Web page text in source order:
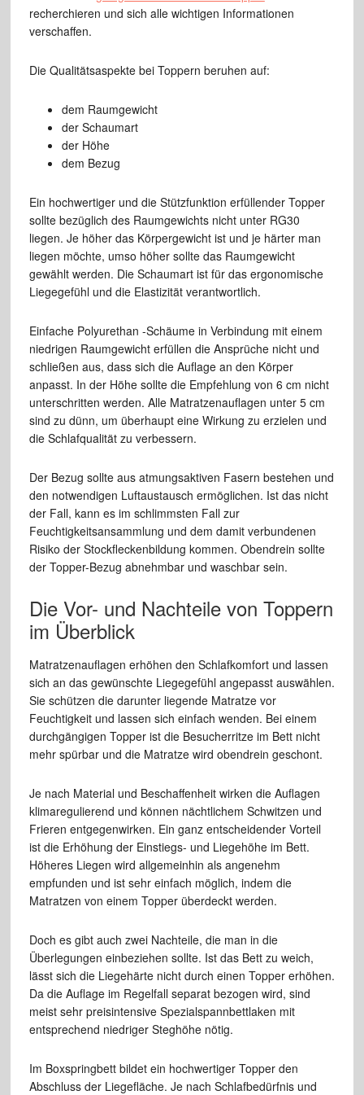
recherchieren und sich alle wichtigen Informationen
verschaffen.
Die Qualitätsaspekte bei Toppern beruhen auf:
dem Raumgewicht
der Schaumart
der Höhe
dem Bezug
Ein hochwertiger und die Stützfunktion erfüllender Topper
sollte bezüglich des Raumgewichts nicht unter RG30
liegen. Je höher das Körpergewicht ist und je härter man
liegen möchte, umso höher sollte das Raumgewicht
gewählt werden. Die Schaumart ist für das ergonomische
Liegegefühl und die Elastizität verantwortlich.
Einfache Polyurethan -Schäume in Verbindung mit einem
niedrigen Raumgewicht erfüllen die Ansprüche nicht und
schließen aus, dass sich die Auflage an den Körper
anpasst. In der Höhe sollte die Empfehlung von 6 cm nicht
unterschritten werden. Alle Matratzenauflagen unter 5 cm
sind zu dünn, um überhaupt eine Wirkung zu erzielen und
die Schlafqualität zu verbessern.
Der Bezug sollte aus atmungsaktiven Fasern bestehen und
den notwendigen Luftaustausch ermöglichen. Ist das nicht
der Fall, kann es im schlimmsten Fall zur
Feuchtigkeitsansammlung und dem damit verbundenen
Risiko der Stockfleckenbildung kommen. Obendrein sollte
der Topper-Bezug abnehmbar und waschbar sein.
Die Vor- und Nachteile von Toppern
im Überblick
Matratzenauflagen erhöhen den Schlafkomfort und lassen
sich an das gewünschte Liegegefühl angepasst auswählen.
Sie schützen die darunter liegende Matratze vor
Feuchtigkeit und lassen sich einfach wenden. Bei einem
durchgängigen Topper ist die Besucherritze im Bett nicht
mehr spürbar und die Matratze wird obendrein geschont.
Je nach Material und Beschaffenheit wirken die Auflagen
klimaregulierend und können nächtlichem Schwitzen und
Frieren entgegenwirken. Ein ganz entscheidender Vorteil
ist die Erhöhung der Einstiegs- und Liegehöhe im Bett.
Höheres Liegen wird allgemeinhin als angenehm
empfunden und ist sehr einfach möglich, indem die
Matratzen von einem Topper überdeckt werden.
Doch es gibt auch zwei Nachteile, die man in die
Überlegungen einbeziehen sollte. Ist das Bett zu weich,
lässt sich die Liegehärte nicht durch einen Topper erhöhen.
Da die Auflage im Regelfall separat bezogen wird, sind
meist sehr preisintensive Spezialspannbettlaken mit
entsprechend niedriger Steghöhe nötig.
Im Boxspringbett bildet ein hochwertiger Topper den
Abschluss der Liegefläche. Je nach Schlafbedürfnis und